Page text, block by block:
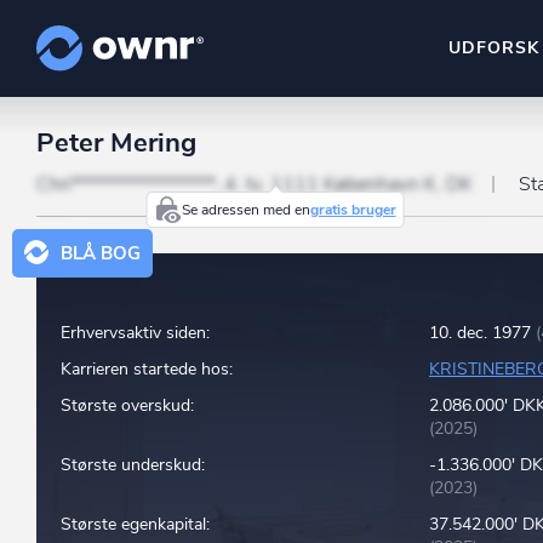
UDFORSK
ownr Ajour
Hold dig opdateret og
Sæt strøm til dit nysalg
ownr
Identificer salgsklare
Peter Mering
Chri*****************, 4. tv, 1111 København K, DK
Se adressen med engratis bruger
BLÅ BOG
Erhvervsaktiv siden: 10. dec. 1977
Karrieren startede hos:
Største overskud:
2.086.000'
(2025)
Største underskud:
-1.336.000'
(2023)
Største egenkapital:
37.542.000'